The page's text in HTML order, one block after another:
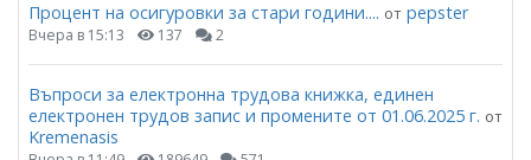
Процент на осигуровки за стари години.... от pepster
Вчера в 15:13 137 2
Въпроси за електронна трудова книжка, единен
електронен трудов запис и промените от 01.06.2025 г. от
Kremenasis